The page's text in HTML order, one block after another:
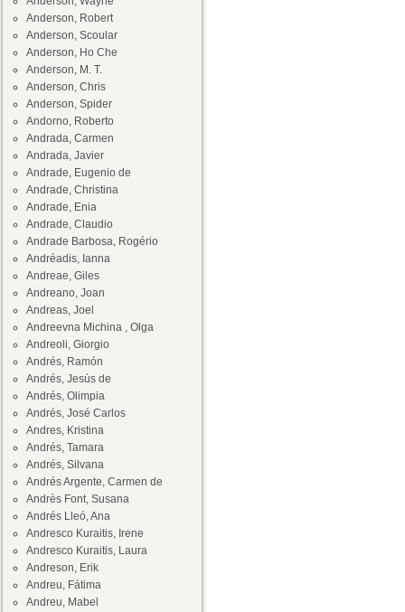
Anderson, Robert
Anderson, Scoular
Anderson, Ho Che
Anderson, M. T.
Anderson, Chris
Anderson, Spider
Andorno, Roberto
Andrada, Carmen
Andrada, Javier
Andrade, Eugenio de
Andrade, Christina
Andrade, Enia
Andrade, Claudio
Andrade Barbosa, Rogério
Andréadis, Ianna
Andreae, Giles
Andreano, Joan
Andreas, Joel
Andreevna Michina , Olga
Andreoli, Giorgio
Andrés, Ramón
Andrés, Jesús de
Andrés, Olimpia
Andrés, José Carlos
Andres, Kristina
Andrés, Tamara
Andrés, Silvana
Andrés Argente, Carmen de
Andrès Font, Susana
Andrés Lleó, Ana
Andresco Kuraitis, Irene
Andresco Kuraitis, Laura
Andreson, Erik
Andreu, Fátima
Andreu, Mabel